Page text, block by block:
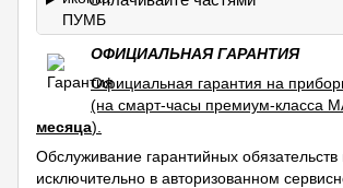
ОФИЦИАЛЬНАЯ ГАРАНТИЯ
Официальная гарантия на
(на смарт-часы премиум-класса
месяца).
Обслуживание гарантийных обязательств
исключительно в авторизованном